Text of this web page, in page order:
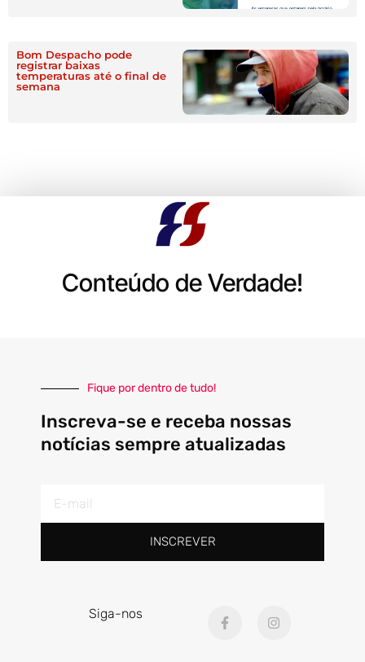
Bom Despacho pode
registrar baixas
temperaturas até o final de
semana
Conteúdo de Verdade!
Fique por dentro de tudo!
Inscreva-se e receba nossas
notícias sempre atualizadas
INSCREVER
Siga-nos
a
n